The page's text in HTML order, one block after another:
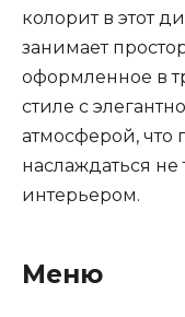
колорит в этот
занимает
оформленное в
стиле с
атмосферой, что
наслаждаться
интерьером.
Меню